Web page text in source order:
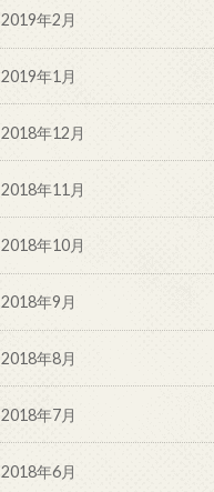
2019年2月
2019年1月
2018年12月
2018年11月
2018年10月
2018年9月
2018年8月
2018年7月
2018年6月